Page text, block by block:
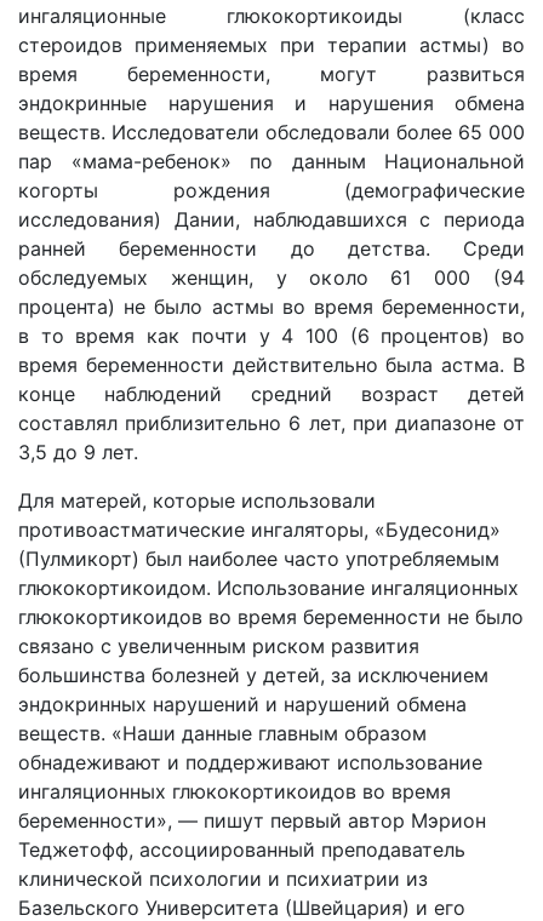
ингаляционные глюкокортикоиды (класс
стероидов применяемых при терапии астмы) во
время беременности, могут развиться
эндокринные нарушения и нарушения обмена
веществ. Исследователи обследовали более 65 000
пар «мама-ребенок» по данным Национальной
когорты рождения (демографические
исследования) Дании, наблюдавшихся с периода
ранней беременности до детства. Среди
обследуемых женщин, у около 61 000 (94
процента) не было астмы во время беременности,
в то время как почти у 4 100 (6 процентов) во
время беременности действительно была астма. В
конце наблюдений средний возраст детей
составлял приблизительно 6 лет, при диапазоне от
3,5 до 9 лет.
Для матерей, которые использовали
противоастматические ингаляторы, «Будесонид»
(Пулмикорт) был наиболее часто употребляемым
глюкокортикоидом. Использование ингаляционных
глюкокортикоидов во время беременности не было
связано с увеличенным риском развития
большинства болезней у детей, за исключением
эндокринных нарушений и нарушений обмена
веществ. «Наши данные главным образом
обнадеживают и поддерживают использование
ингаляционных глюкокортикоидов во время
беременности», — пишут первый автор Мэрион
Теджетофф, ассоциированный преподаватель
клинической психологии и психиатрии из
Базельского Университета (Швейцария) и его